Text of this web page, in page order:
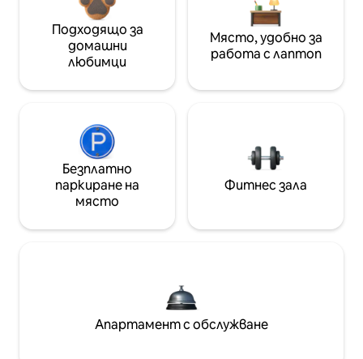
Подходящо за
домашни
любимци
Място, удобно за
работа с лаптоп
Безплатно
паркиране на
място
Фитнес зала
Апартамент с обслужване